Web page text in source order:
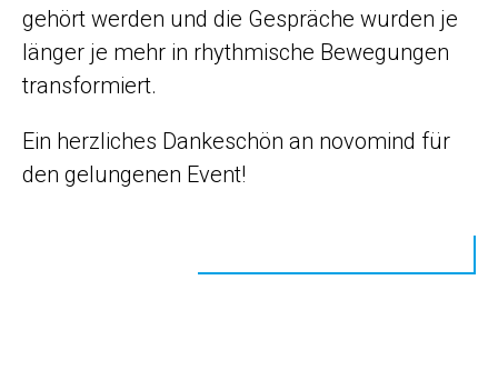
gehört werden und die Gespräche wurden je
länger je mehr in rhythmische Bewegungen
transformiert.
Ein herzliches Dankeschön an novomind für
den gelungenen Event!